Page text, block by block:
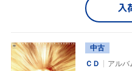
入
中古
ＣＤ
アルバ